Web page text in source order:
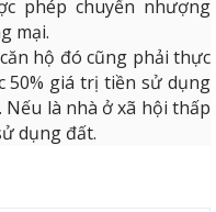
phép chuyển nhượng
mại.
hộ đó cũng phải thực
50% giá trị tiền sử dụng
là nhà ở xã hội thấp
dụng đất.